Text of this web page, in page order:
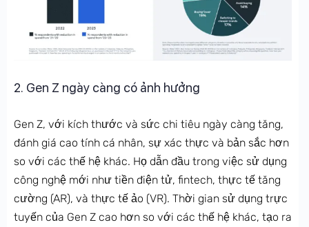
2. Gen Z ngày càng có ảnh hưởng
Gen Z, với kích thước và sức chi tiêu ngày càng tăng,
đánh giá cao tính cá nhân, sự xác thực và bản sắc hơn
so với các thế hệ khác. Họ dẫn đầu trong việc sử dụng
công nghệ mới như tiền điện tử, fintech, thực tế tăng
cường (AR), và thực tế ảo (VR). Thời gian sử dụng trực
tuyến của Gen Z cao hơn so với các thế hệ khác, tạo ra